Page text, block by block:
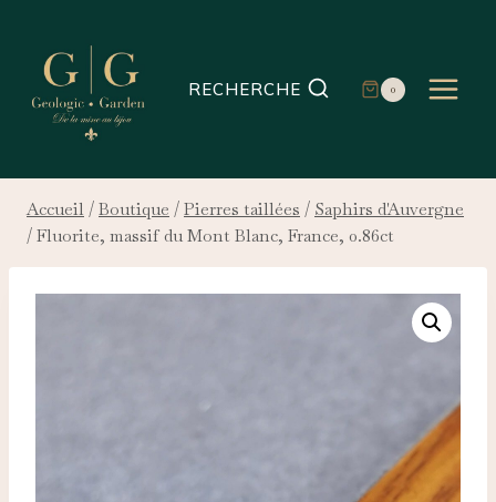
contenu
RECHERCHE 0
Accueil / Boutique / Pierres taillées / Saphirs d'Auvergne
/ Fluorite, massif du Mont Blanc, France, 0.86ct